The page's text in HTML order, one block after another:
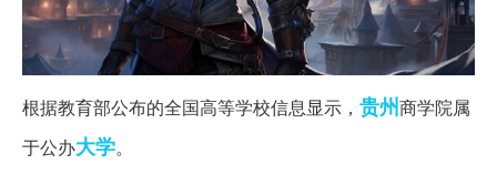
根据教育部公布的全国高等学校信息显示， 贵州商学院属
于公办大学。